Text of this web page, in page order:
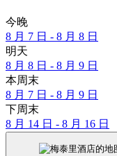
今晚
8 月 7 日 - 8 月 8 日
明天
8 月 8 日 - 8 月 9 日
本周末
8 月 7 日 - 8 月 9 日
下周末
8 月 14 日 - 8 月 16 日